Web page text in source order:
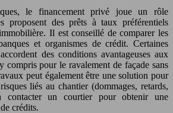
le financement privé joue un rôle
proposent des prêts à taux préférentiels
Il est conseillé de comparer les
et organismes de crédit. Certaines
des conditions avantageuses aux
compris pour le ravalement de façade sans
peut également être une solution pour
liés au chantier (dommages, retards,
contacter un courtier pour obtenir une
crédits.